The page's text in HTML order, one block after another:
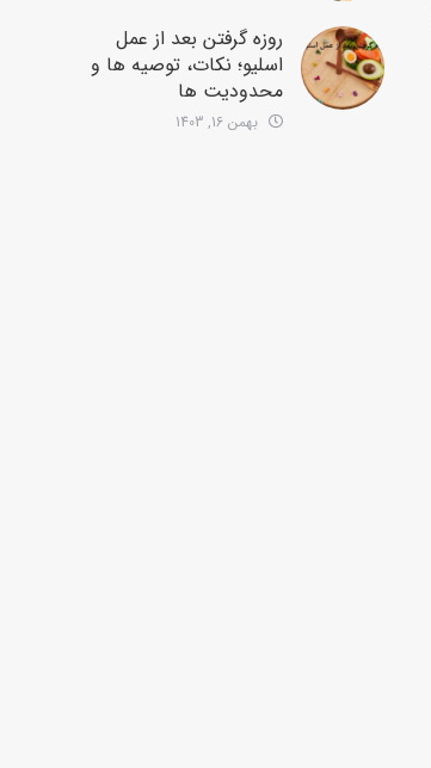
روزه گرفتن بعد از عمل
اسلیو؛ نکات، توصیه ها و
محدودیت ها
بهمن 16, 1403